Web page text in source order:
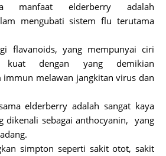
elderberry adalah
mengubati sistem flu terutama
flavanoids, yang mempunyai ciri
kuat dengan yang demikian
immun melawan jangkitan virus dan
elderberry adalah sangat kaya
dikenali sebagai anthocyanin, yang
simpton seperti sakit otot, sakit